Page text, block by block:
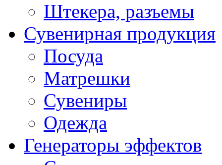
Штекера, разъемы
Сувенирная продукция
Посуда
Матрешки
Сувениры
Одежда
Генераторы эффектов